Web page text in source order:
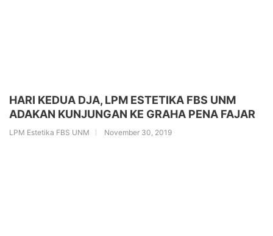
HARI KEDUA DJA, LPM ESTETIKA FBS UNM
ADAKAN KUNJUNGAN KE GRAHA PENA FAJAR
LPM Estetika FBS UNM November 30, 2019